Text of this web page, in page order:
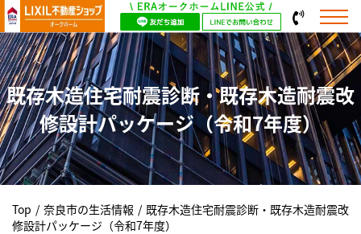
既存木造住宅耐震診断・既存木造耐震改
修設計パッケージ（令和7年度）
Top / 奈良市の生活情報 / 既存木造住宅耐震診断・既存木造耐震改
修設計パッケージ（令和7年度）